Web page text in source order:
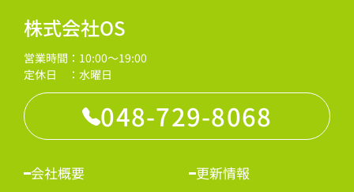
株式会社OS
営業時間：10:00～19:00
定休日 ：水曜日
048-729-8068
会社概要 更新情報